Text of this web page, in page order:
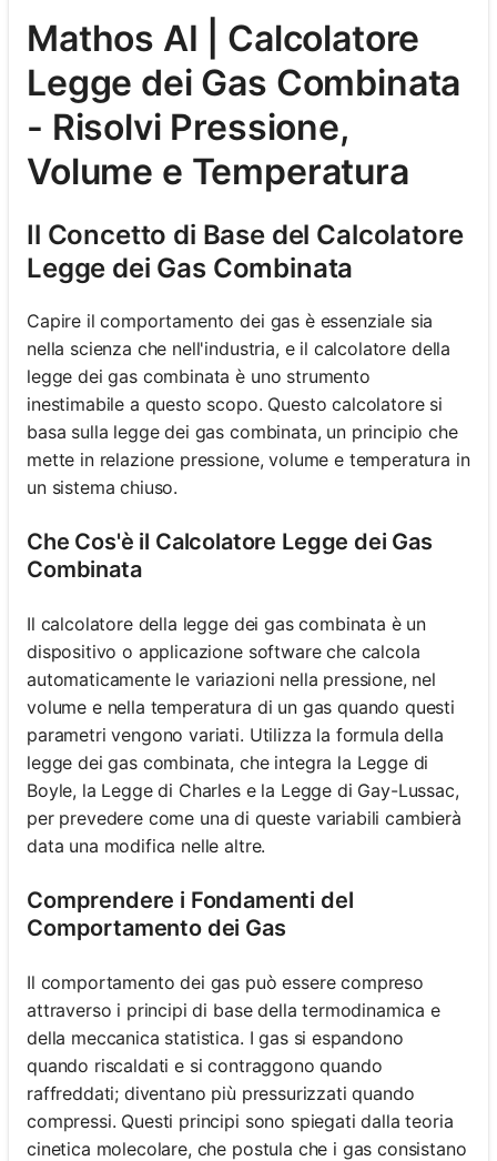
Mathos AI | Calcolatore
Legge dei Gas Combinata
- Risolvi Pressione,
Volume e Temperatura
Il Concetto di Base del Calcolatore
Legge dei Gas Combinata
Capire il comportamento dei gas è essenziale sia
nella scienza che nell'industria, e il calcolatore della
legge dei gas combinata è uno strumento
inestimabile a questo scopo. Questo calcolatore si
basa sulla legge dei gas combinata, un principio che
mette in relazione pressione, volume e temperatura in
un sistema chiuso.
Che Cos'è il Calcolatore Legge dei Gas
Combinata
Il calcolatore della legge dei gas combinata è un
dispositivo o applicazione software che calcola
automaticamente le variazioni nella pressione, nel
volume e nella temperatura di un gas quando questi
parametri vengono variati. Utilizza la formula della
legge dei gas combinata, che integra la Legge di
Boyle, la Legge di Charles e la Legge di Gay-Lussac,
per prevedere come una di queste variabili cambierà
data una modifica nelle altre.
Comprendere i Fondamenti del
Comportamento dei Gas
Il comportamento dei gas può essere compreso
attraverso i principi di base della termodinamica e
della meccanica statistica. I gas si espandono
quando riscaldati e si contraggono quando
raffreddati; diventano più pressurizzati quando
compressi. Questi principi sono spiegati dalla teoria
cinetica molecolare, che postula che i gas consistano